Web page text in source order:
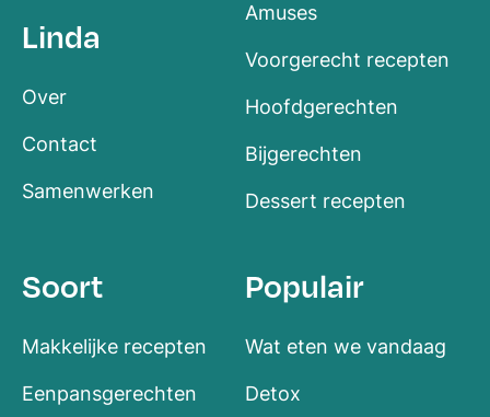
Linda
Over
Contact
Samenwerken
Amuses
Voorgerecht recepten
Hoofdgerechten
Bijgerechten
Dessert recepten
Soort
Makkelijke recepten
Eenpansgerechten
Populair
Wat eten we vandaag
Detox